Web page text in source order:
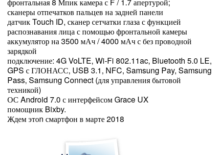
сканеры отпечатков пальцев на задней панели
датчик Touch ID, сканер сетчатки глаза с функцией
распознавания лица с помощью фронтальной камеры
аккумулятор на 3500 мАч / 4000 мАч с без проводной
зарядкой
подключение: 4G VoLTE, Wi-Fi 802.11ac, Bluetooth 5.0 LE,
GPS с ГЛОНАСС, USB 3.1, NFC, Samsung Pay, Samsung
Pass, Samsung Connect (для управления бытовой
техникой)
ОС Android 7.0 с интерфейсом Grace UX
помощник Bixby.
Ждем этоn смартфон в марте 2018